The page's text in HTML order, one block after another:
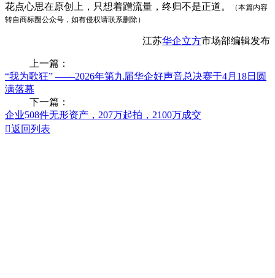
花点心思在原创上，只想着蹭流量，终归不是正道。
（本篇内容
转自商标圈公众号，如有侵权请联系删除）
江苏华企立方市场部编辑发布
上一篇：
“我为歌狂” ——2026年第九届华企好声音总决赛于4月18日圆
满落幕
下一篇：
企业508件无形资产，207万起拍，2100万成交
返回列表